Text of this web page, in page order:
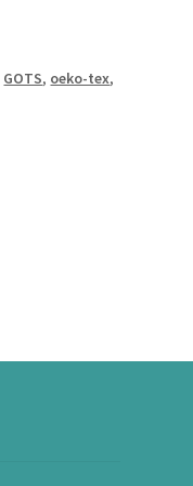
GOTS, oeko-tex,